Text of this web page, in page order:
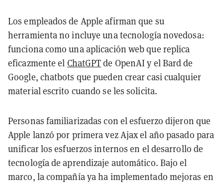
Los empleados de Apple afirman que su
herramienta no incluye una tecnología novedosa:
funciona como una aplicación web que replica
eficazmente el ChatGPTde OpenAI y el Bard de
Google, chatbots que pueden crear casi cualquier
material escrito cuando se les solicita.
Personas familiarizadas con el esfuerzo dijeron que
Apple lanzó por primera vez Ajax el año pasado para
unificar los esfuerzos internos en el desarrollo de
tecnología de aprendizaje automático. Bajo el
marco, la compañía ya ha implementado mejoras en